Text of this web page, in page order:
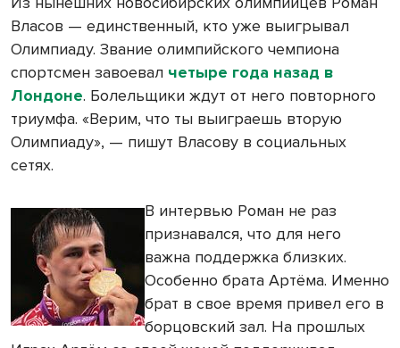
Власов — единственный, кто уже выигрывал
Олимпиаду. Звание олимпийского чемпиона
спортсмен завоевал четыре года назад в
Лондоне. Болельщики ждут от него повторного
триумфа. «Верим, что ты выиграешь вторую
Олимпиаду», — пишут Власову в социальных
сетях.
В интервью Роман не раз
признавался, что для него
важна поддержка близких.
Особенно брата Артёма. Именно
брат в свое время привел его в
борцовский зал. На прошлых